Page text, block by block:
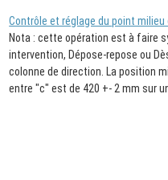
Contrôle et réglage du point
Nota : cette opération est à faire
intervention, Dépose-repose ou
colonne de direction. La position
entre "c" est de 420 +- 2 mm sur